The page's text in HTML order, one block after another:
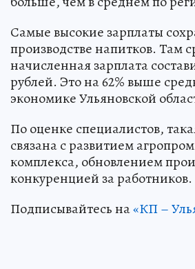
Самые высокие зарплаты
производстве напитков. Там
начисленная зарплата
рублей. Это на 62% выше
экономике Ульяновской
По оценке специалистов,
связана с развитием
комплекса, обновлением
конкуренцией за работников.
Подписывайтесь на«КП –